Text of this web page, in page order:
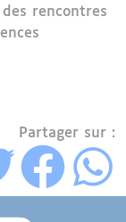
rencontres
Partager sur :